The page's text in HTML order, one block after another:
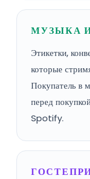
МУЗЫКА
Этикетки,
которые
Покупатель в
перед
Spotify.